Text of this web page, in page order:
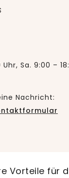
Sa. 9:00 –
Nachricht:
Vorteile für